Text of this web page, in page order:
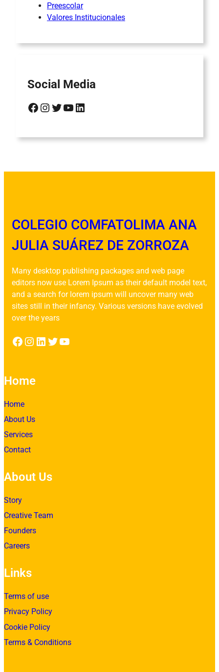
Preescolar
Valores Institucionales
Social Media
Facebook Instagram Twitter YouTube LinkedIn
COLEGIO COMFATOLIMA ANA
JULIA SUÁREZ DE ZORROZA
Many desktop publishing packages and web page
editors now use Lorem Ipsum as their default model text,
and a search for lorem ipsum will uncover many web
sites still in their infancy. Various versions have evolved
over the years
Facebook Instagram LinkedIn Twitter YouTube
Home
Home
About Us
Services
Contact
About Us
Story
Creative Team
Founders
Careers
Links
Terms of use
Privacy Policy
Cookie Policy
Terms & Conditions